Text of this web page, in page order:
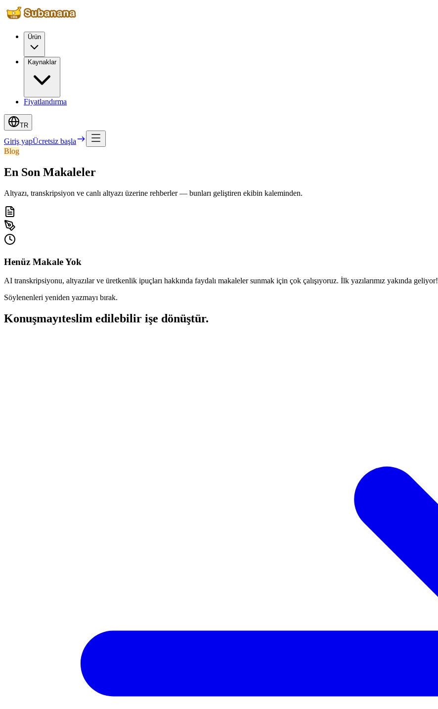
Ürün
Kaynaklar
Fiyatlandırma
TR
Giriş yapÜcretsiz başla
Blog
En Son Makaleler
Altyazı, transkripsiyon ve canlı altyazı üzerine rehberler — bunları geliştiren ekibin kaleminden.
Henüz Makale Yok
AI transkripsiyonu, altyazılar ve üretkenlik ipuçları hakkında faydalı makaleler sunmak için çok çalışıyoruz. İlk yazılarımız yakında geliyor!
Söylenenleri yeniden yazmayı bırak.
Konuşmayıteslim edilebilir işe dönüştür.